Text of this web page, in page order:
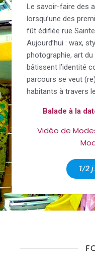
Le savoir-faire des
lorsqu’une des
fût édifiée rue
Aujourd’hui : wax,
photographie, art
bâtissent l’identité
parcours se veut
habitants à travers
Balade à la
Vidéo de
1/2